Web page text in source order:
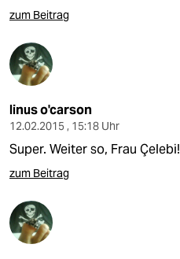
zum Beitrag
linus o'carson
12.02.2015 , 15:18 Uhr
Super. Weiter so, Frau Çelebi!
zum Beitrag